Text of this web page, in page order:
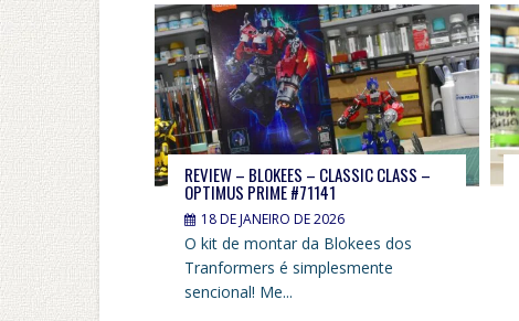
REVIEW – BLOKEES – CLASSIC CLASS –
OPTIMUS PRIME #71141
18 DE JANEIRO DE 2026
O kit de montar da Blokees dos
Tranformers é simplesmente
sencional! Me...